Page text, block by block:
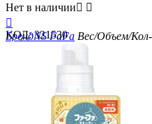
Нет в наличии 

БрендNS FaFa Вес/Объем/
КОД: 321530